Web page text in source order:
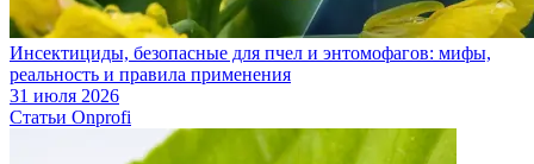
Инсектициды, безопасные для пчел и энтомофагов: мифы,
реальность и правила применения
31 июля 2026
Статьи Onprofi